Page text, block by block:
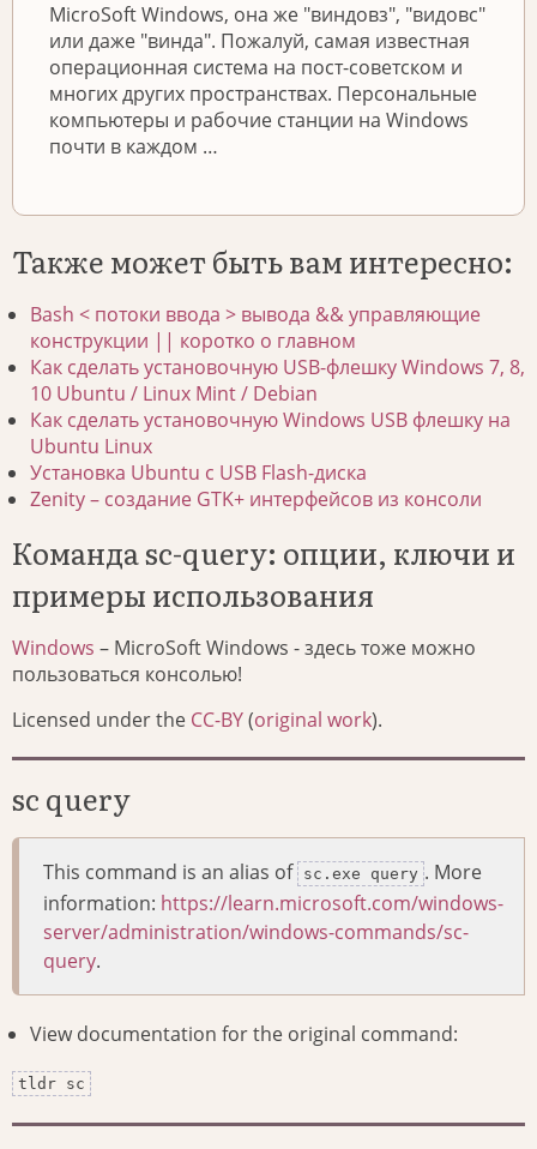
MicroSoft Windows, она же "виндовз", "видовс"
или даже "винда". Пожалуй, самая известная
операционная система на пост-советском и
многих других пространствах. Персональные
компьютеры и рабочие станции на Windows
почти в каждом …
Также может быть вам интересно:
Bash < потоки ввода > вывода && управляющие
конструкции || коротко о главном
Как сделать установочную USB-флешку Windows 7, 8,
10 Ubuntu / Linux Mint / Debian
Как сделать установочную Windows USB флешку на
Ubuntu Linux
Установка Ubuntu с USB Flash-диска
Zenity – создание GTK+ интерфейсов из консоли
Команда sc-query: опции, ключи и
примеры использования
Windows – MicroSoft Windows - здесь тоже можно
пользоваться консолью!
Licensed under the CC-BY(original work).
sc query
This command is an alias of sc.exe query . More
information: https://learn.microsoft.com/windows-
server/administration/windows-commands/sc-
query.
View documentation for the original command:
tldr sc